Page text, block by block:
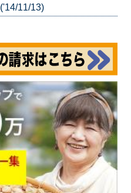
11/13)